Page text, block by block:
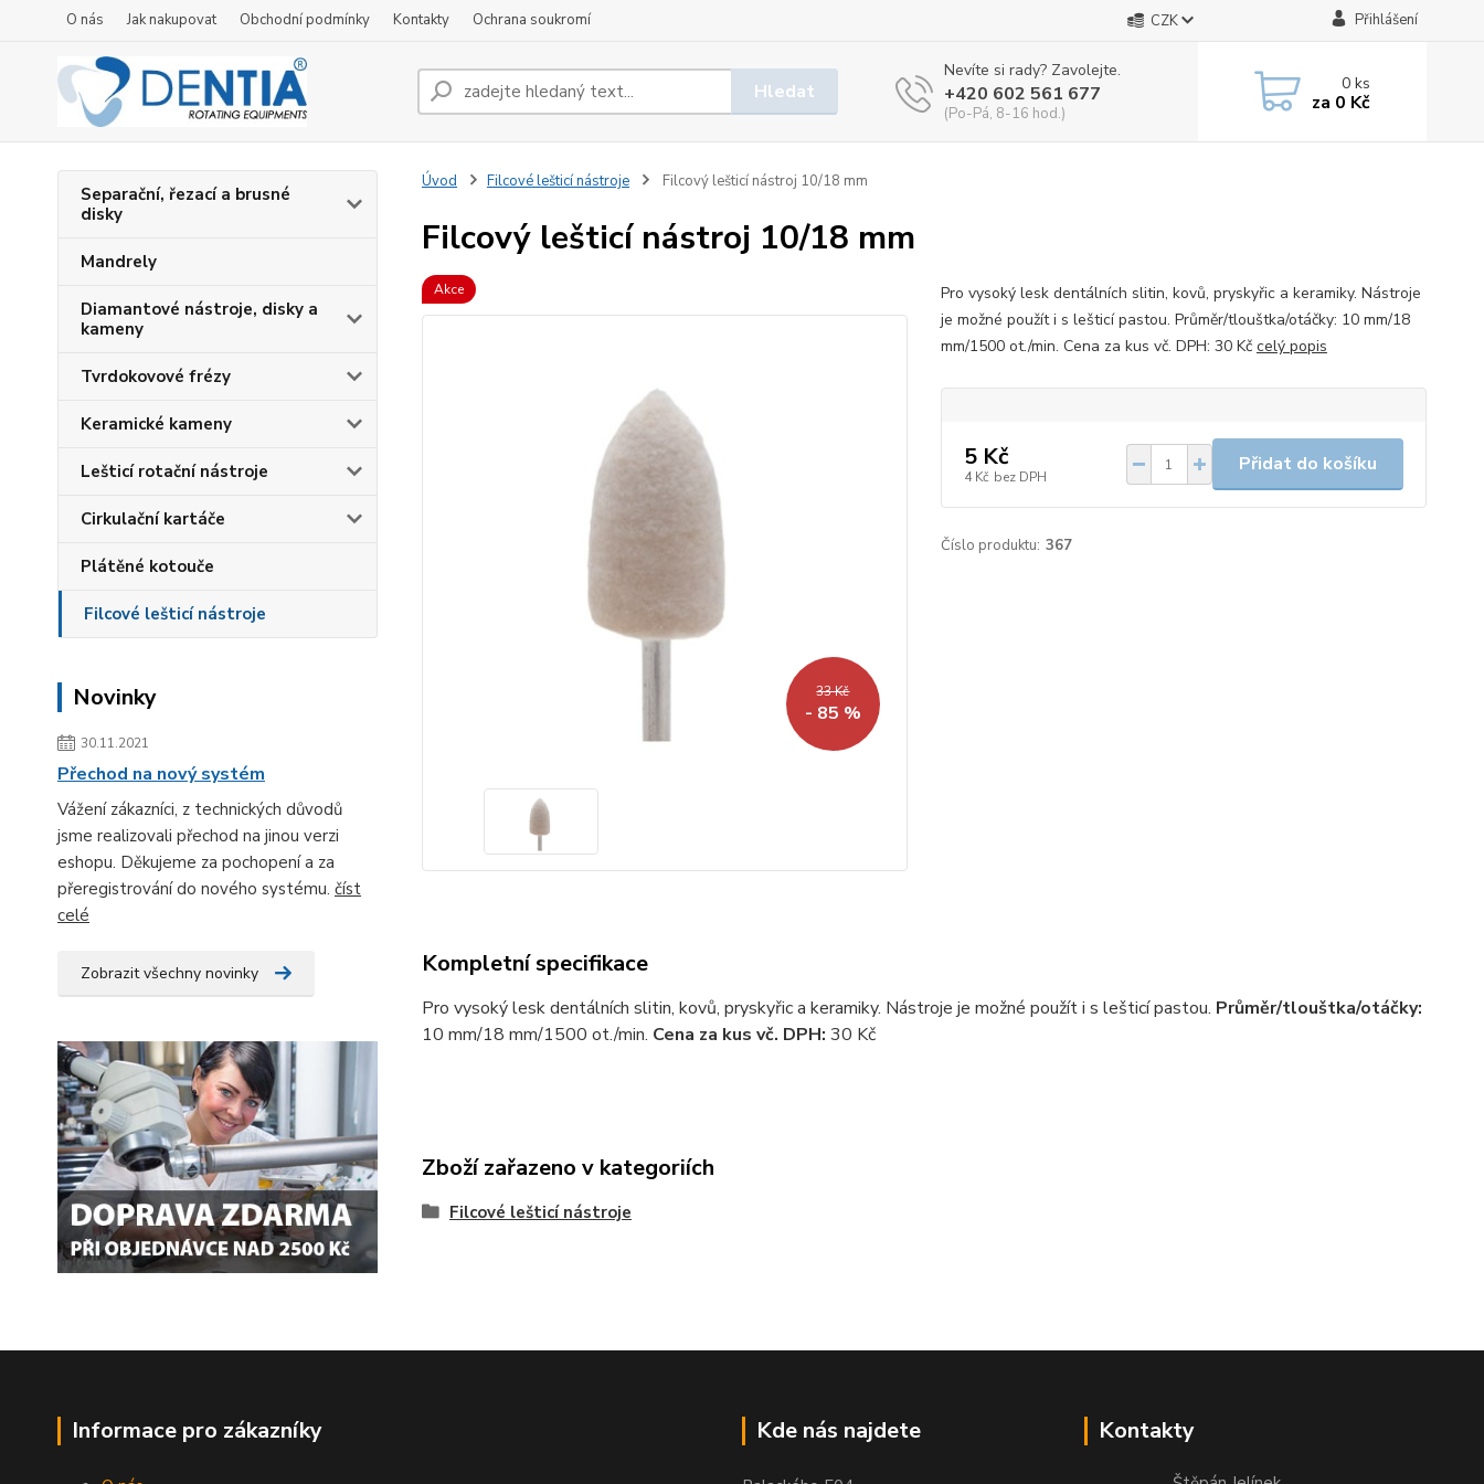
O nás Jak nakupovat Obchodní podmínky Kontakty Ochrana soukromí CZK Přihlášení
Hledat
Nevíte si rady? Zavolejte.
+420 602 561 677
(Po-Pá, 8-16 hod.)
0ks
za 0 Kč
Separační, řezací a brusné
disky
Mandrely
Diamantové nástroje, disky a
kameny
Tvrdokovové frézy
Keramické kameny
Lešticí rotační nástroje
Cirkulační kartáče
Plátěné kotouče
Filcové lešticí nástroje
Novinky
30.11.2021
Přechod na nový systém
Vážení zákazníci, z technických důvodů
jsme realizovali přechod na jinou verzi
eshopu. Děkujeme za pochopení a za
přeregistrování do nového systému. číst
celé
Zobrazit všechny novinky
Úvod Filcové lešticí nástroje Filcový lešticí nástroj 10/18 mm
Filcový lešticí nástroj 10/18 mm
Akce
33 Kč
- 85 %
Pro vysoký lesk dentálních slitin, kovů, pryskyřic a keramiky. Nástroje
je možné použít i s lešticí pastou. Průměr/tlouštka/otáčky: 10 mm/18
mm/1500 ot./min. Cena za kus vč. DPH: 30 Kč celý popis
5 Kč
4 Kč bez DPH
Přidat do košíku
Číslo produktu: 367
Kompletní specifikace
Pro vysoký lesk dentálních slitin, kovů, pryskyřic a keramiky. Nástroje je možné použít i s lešticí pastou. Průměr/tlouštka/otáčky:
10 mm/18 mm/1500 ot./min. Cena za kus vč. DPH: 30 Kč
Zboží zařazeno v kategoriích
Filcové lešticí nástroje
Informace pro zákazníky Kde nás najdete Kontakty